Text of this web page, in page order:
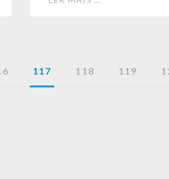
117 118 119